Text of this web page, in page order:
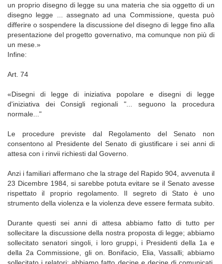
un proprio disegno di legge su una materia che sia oggetto di un
disegno legge ... assegnato ad una Commissione, questa può
differire o sospendere la discussione del disegno di legge fino alla
presentazione del progetto governativo, ma comunque non più di
un mese.»
Infine:
Art. 74
«Disegni di legge di iniziativa popolare e disegni di legge
d'iniziativa dei Consigli regionali "... seguono la procedura
normale..."
Le procedure previste dal Regolamento del Senato non
consentono al Presidente del Senato di giustificare i sei anni di
attesa con i rinvii richiesti dal Governo.
Anzi i familiari affermano che la strage del Rapido 904, avvenuta il
23 Dicembre 1984, si sarebbe potuta evitare se il Senato avesse
rispettato il proprio regolamento. Il segreto di Stato è uno
strumento della violenza e la violenza deve essere fermata subito.
Durante questi sei anni di attesa abbiamo fatto di tutto per
sollecitare la discussione della nostra proposta di legge; abbiamo
sollecitato senatori singoli, i loro gruppi, i Presidenti della 1a e
della 2a Commissione, gli on. Bonifacio, Elia, Vassalli; abbiamo